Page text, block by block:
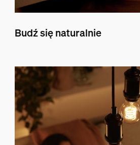
Budź się naturalnie